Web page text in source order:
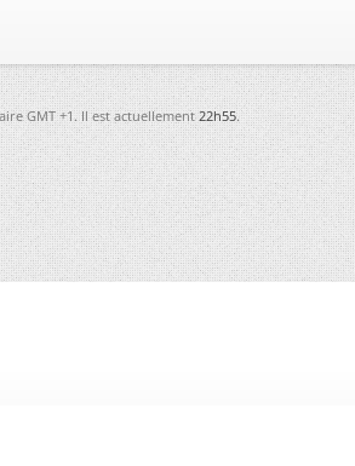
GMT +1. Il est actuellement22h55.